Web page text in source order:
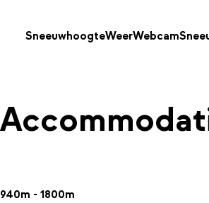
SneeuwhoogteWeerWebcam
940m - 1800m